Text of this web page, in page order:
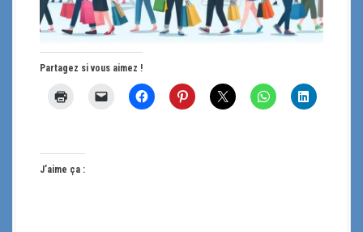
Partagez si vous aimez !
J’aime ça :